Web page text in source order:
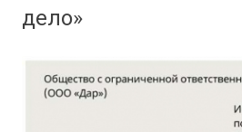
дело»